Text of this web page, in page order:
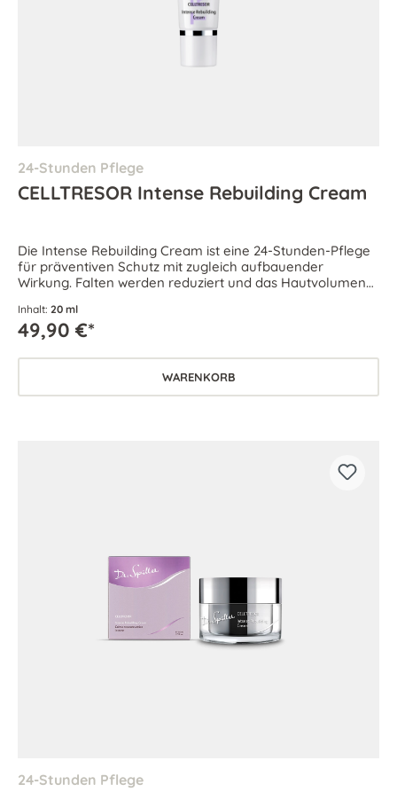
24-Stunden Pflege
CELLTRESOR Intense Rebuilding Cream
Die Intense Rebuilding Cream ist eine 24-Stunden-Pflege
für präventiven Schutz mit zugleich aufbauender
Wirkung. Falten werden reduziert und das Hautvolumen
Inhalt: 20 ml
49,90 €*
WARENKORB
24-Stunden Pflege